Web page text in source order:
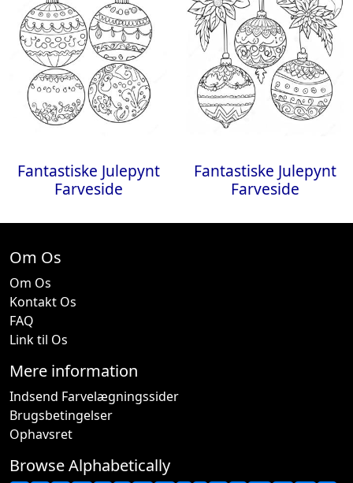
Fantastiske Julepynt
Farveside
Fantastiske Julepynt
Farveside
Om Os
Om Os
Kontakt Os
FAQ
Link til Os
Mere information
Indsend Farvelægningssider
Brugsbetingelser
Ophavsret
Browse Alphabetically